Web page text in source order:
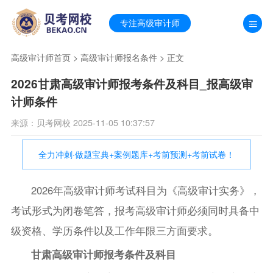
专注高级审计师
高级审计师首页> 高级审计师报名条件> 正文
2026甘肃高级审计师报考条件及科目_报高级审
计师条件
来源：贝考网校 2025-11-05 10:37:57
全力冲刺·做题宝典+案例题库+考前预测+考前试卷！
2026年高级审计师考试科目为《高级审计实务》，
考试形式为闭卷笔答，报考高级审计师必须同时具备中
级资格、学历条件以及工作年限三方面要求。
甘肃高级审计师报考条件及科目